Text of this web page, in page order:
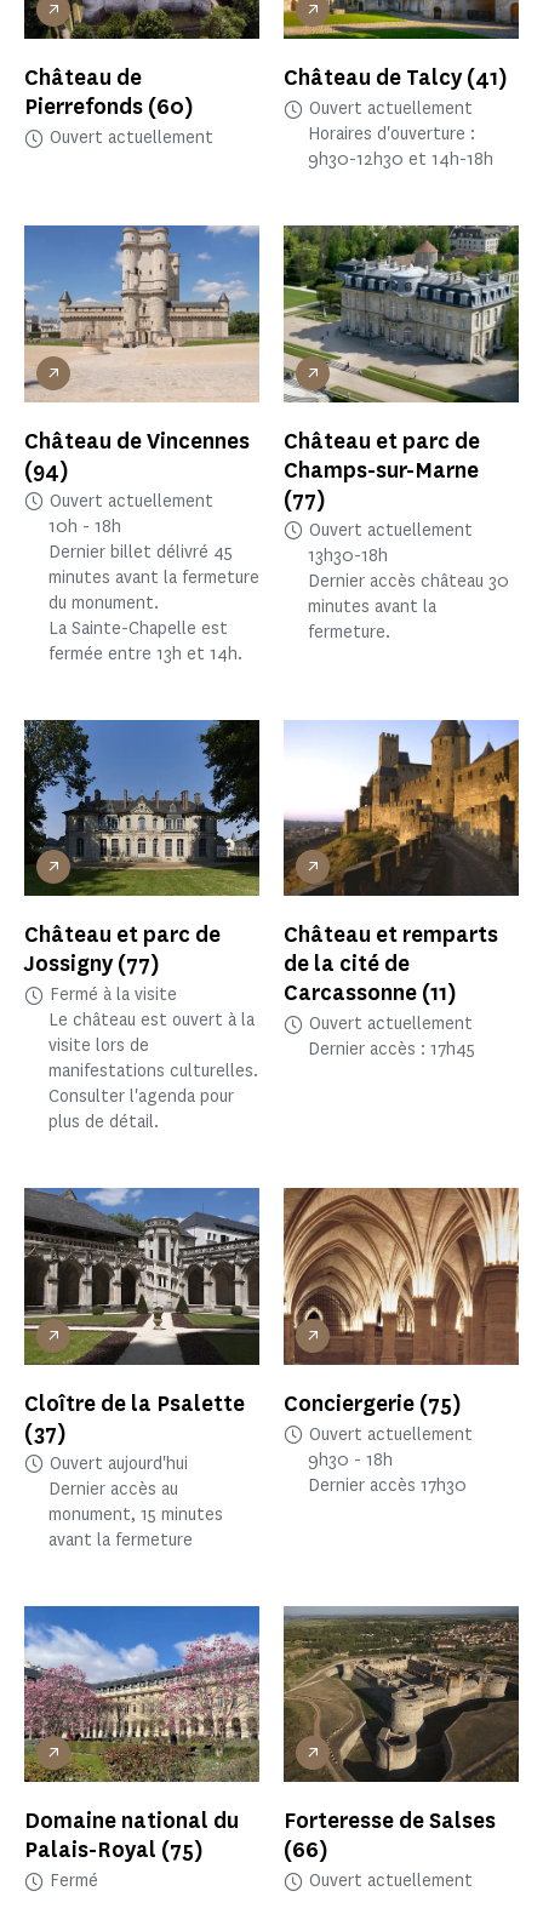
Château de
Pierrefonds (60)
Ouvert actuellement
Château de Talcy(41)
Ouvert actuellement
Horaires d'ouverture :
9h30-12h30 et 14h-18h
Château de Vincennes
(94)
Ouvert actuellement
10h - 18h
Dernier billet délivré 45
minutes avant la fermeture
du monument.
La Sainte-Chapelle est
fermée entre 13h et 14h.
Château et parc de
Champs-sur-Marne
(77)
Ouvert actuellement
13h30-18h
Dernier accès château 30
minutes avant la
fermeture.
Château et parc de
Jossigny(77)
Fermé à la visite
Le château est ouvert à la
visite lors de
manifestations culturelles.
Consulter l'agenda pour
plus de détail.
Château et remparts
de la cité de
Carcassonne (11)
Ouvert actuellement
Dernier accès : 17h45
Cloître de la Psalette
(37)
Ouvert aujourd'hui
Dernier accès au
monument, 15 minutes
avant la fermeture
Conciergerie (75)
Ouvert actuellement
9h30 - 18h
Dernier accès 17h30
Domaine national du
Palais-Royal (75)
Fermé
Forteresse de Salses
(66)
Ouvert actuellement